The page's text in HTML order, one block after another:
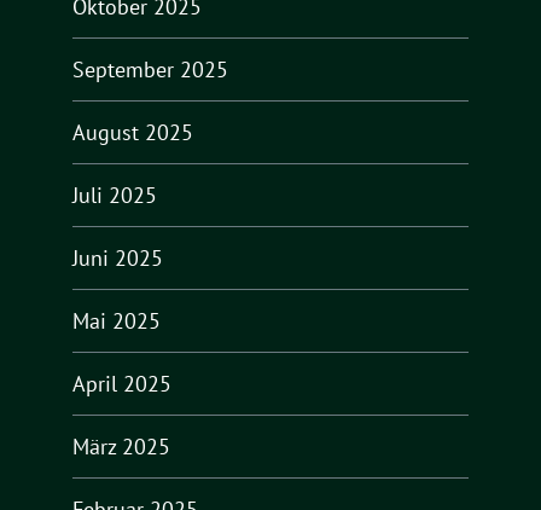
Oktober 2025
September 2025
August 2025
Juli 2025
Juni 2025
Mai 2025
April 2025
März 2025